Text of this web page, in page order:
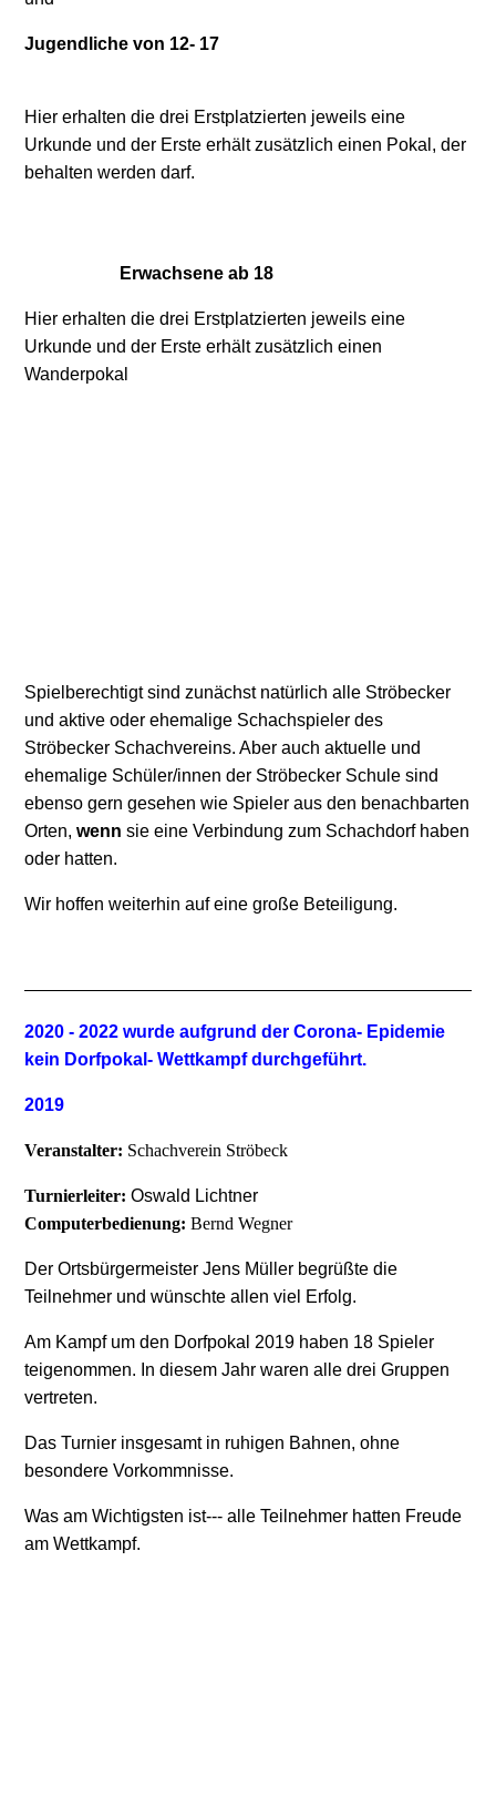
Jugendliche von 12- 17
Hier erhalten die drei Erstplatzierten jeweils eine
Urkunde und der Erste erhält zusätzlich einen Pokal, der
behalten werden darf.
Erwachsene ab 18
Hier erhalten die drei Erstplatzierten jeweils eine
Urkunde und der Erste erhält zusätzlich einen
Wanderpokal
Spielberechtigt sind zunächst natürlich alle Ströbecker
und aktive oder ehemalige Schachspieler des
Ströbecker Schachvereins. Aber auch aktuelle und
ehemalige Schüler/innen der Ströbecker Schule sind
ebenso gern gesehen wie Spieler aus den benachbarten
Orten,wenn sie eine Verbindung zum Schachdorf haben
oder hatten.
Wir hoffen weiterhin auf eine große Beteiligung.
2020 - 2022 wurde aufgrund der Corona- Epidemie
kein Dorfpokal- Wettkampf durchgeführt.
2019
Veranstalter: Schachverein Ströbeck
Turnierleiter: Oswald Lichtner
Computerbedienung: Bernd Wegner
Der Ortsbürgermeister Jens Müller begrüßte die
Teilnehmer und wünschte allen viel Erfolg.
Am Kampf um den Dorfpokal 2019 haben 18 Spieler
teigenommen. In diesem Jahr waren alle drei Gruppen
vertreten.
Das Turnier insgesamt in ruhigen Bahnen, ohne
besondere Vorkommnisse.
Was am Wichtigsten ist--- alle Teilnehmer hatten Freude
am Wettkampf.